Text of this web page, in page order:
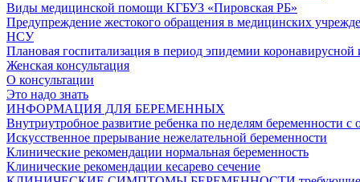
Виды медицинской помощи КГБУЗ «Пировская РБ»
Предупреждение жестокого обращения в медицинских
НСУ
Плановая госпитализация в период эпидемии
Женская консультация
О консультации
Это надо знать
ИНФОРМАЦИЯ ДЛЯ БЕРЕМЕННЫХ
Внутриутробное развитие ребенка по неделям беременности с
Искусственное прерывание нежелательной беременности
Клинические рекомендации нормальная беременность
Клинические рекомендации кесарево сечение